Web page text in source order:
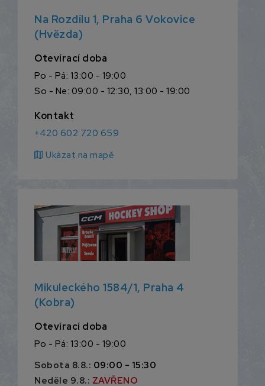
Na Rozdílu 1, Praha 6 Vokovice
(Hvězda)
Otevírací doba
Po - Pá: 13:00 - 19:00
So - Ne: 09:00 - 12:30, 13:00 - 19:00
Kontakt
+420 602 720 659
map Ukázat na mapě
Mikuleckého 1584/1, Praha 4
(Kobra)
Otevírací doba
Po - Pá: 13:00 - 19:00
Sobota 8.8.: 09:00 - 15:30
Neděle 9.8.: ZAVŘENO